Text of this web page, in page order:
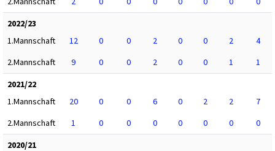
2022/23
1.Mannschaft
12 0 0 2 0 0 2
4
2.Mannschaft
9 0 0 2 0 0 1
1
2021/22
1.Mannschaft
20 0 0 6 0 2 2
7
2.Mannschaft
1 0 0 0 0 0 0
0
2020/21